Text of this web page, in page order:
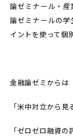
論ゼミナール・産
論ゼミナールの
イントを使って個
金融論ゼミからは
「米中対立から見
「ゼロゼロ融資の